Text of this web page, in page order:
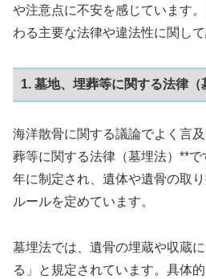
や注意点に不安を感じています
わる主要な法律や違法性に関して
1. 墓地、埋葬等に関する法律（
海洋散骨に関する議論でよく言
葬等に関する法律（墓埋法）**
年に制定され、遺体や遺骨の取
ルールを定めています。
墓埋法では、遺骨の埋蔵や収蔵
る」と規定されています。具体